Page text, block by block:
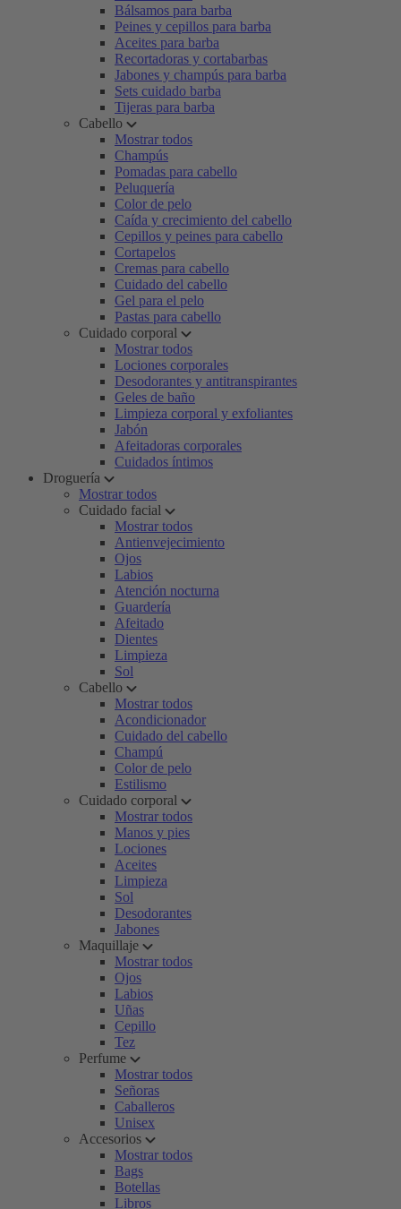
Bálsamos para barba
Peines y cepillos para barba
Aceites para barba
Recortadoras y cortabarbas
Jabones y champús para barba
Sets cuidado barba
Tijeras para barba
Cabello
Mostrar todos
Champús
Pomadas para cabello
Peluquería
Color de pelo
Caída y crecimiento del cabello
Cepillos y peines para cabello
Cortapelos
Cremas para cabello
Cuidado del cabello
Gel para el pelo
Pastas para cabello
Cuidado corporal
Mostrar todos
Lociones corporales
Desodorantes y antitranspirantes
Geles de baño
Limpieza corporal y exfoliantes
Jabón
Afeitadoras corporales
Cuidados íntimos
Droguería
Mostrar todos
Cuidado facial
Mostrar todos
Antienvejecimiento
Ojos
Labios
Atención nocturna
Guardería
Afeitado
Dientes
Limpieza
Sol
Cabello
Mostrar todos
Acondicionador
Cuidado del cabello
Champú
Color de pelo
Estilismo
Cuidado corporal
Mostrar todos
Manos y pies
Lociones
Aceites
Limpieza
Sol
Desodorantes
Jabones
Maquillaje
Mostrar todos
Ojos
Labios
Uñas
Cepillo
Tez
Perfume
Mostrar todos
Señoras
Caballeros
Unisex
Accesorios
Mostrar todos
Bags
Botellas
Libros